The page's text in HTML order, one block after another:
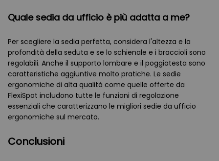
Quale sedia da ufficio è più adatta a me?
Per scegliere la sedia perfetta, considera l'altezza e la
profondità della seduta e se lo schienale e i braccioli sono
regolabili. Anche il supporto lombare e il poggiatesta sono
caratteristiche aggiuntive molto pratiche. Le sedie
ergonomiche di alta qualità come quelle offerte da
FlexiSpot includono tutte le funzioni di regolazione
essenziali che caratterizzano le migliori sedie da ufficio
ergonomiche sul mercato.
Conclusioni